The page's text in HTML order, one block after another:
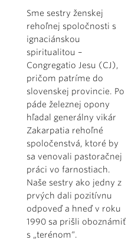
Sme sestry ženskej
rehoľnej spoločnosti s
ignaciánskou
spiritualitou –
Congregatio Jesu (CJ),
pričom patríme do
slovenskej provincie. Po
páde železnej opony
hľadal generálny vikár
Zakarpatia rehoľné
spoločenstvá, ktoré by
sa venovali pastoračnej
práci vo farnostiach.
Naše sestry ako jedny z
prvých dali pozitívnu
odpoveď a hneď v roku
1990 sa prišli oboznámiť
s „terénom“.